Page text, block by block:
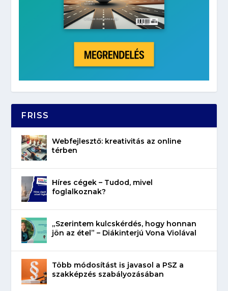
FRISS
Webfejlesztő: kreativitás az online
térben
Híres cégek – Tudod, mivel
foglalkoznak?
„Szerintem kulcskérdés, hogy honnan
jön az étel” – Diákinterjú Vona Violával
Több módosítást is javasol a PSZ a
szakképzés szabályozásában